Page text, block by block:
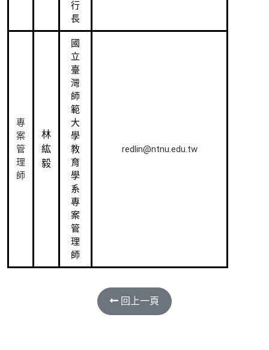
行
長
專
案
管
理
師
林
紘
毅
國
立
臺
灣
師
範
大
學
教
育
學
系
專
案
管
理
師
redlin@ntnu.edu.tw
回上一頁